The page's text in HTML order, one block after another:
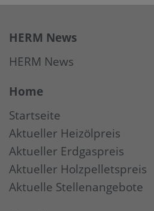
HERM News
HERM News
Home
Startseite
Aktueller Heizölpreis
Aktueller Erdgaspreis
Aktueller Holzpelletspreis
Aktuelle Stellenangebote